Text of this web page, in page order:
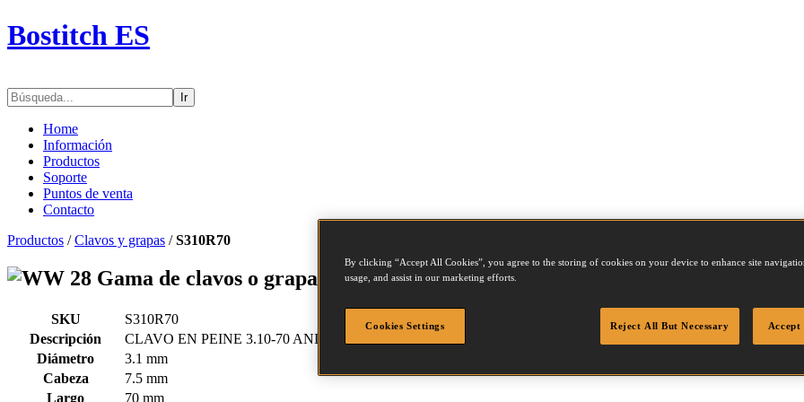
Bostitch ES
Ir
Home
Información
Productos
Soporte
Puntos de venta
Contacto
Productos /Clavos y grapas /S310R70
Gama de clavos o grapas - S310R70
SKU
S310R70
Descripción
CLAVO EN PEINE 3.10-70 ANILLADO 2M
Diámetro
3.1 mm
Cabeza
7.5 mm
Largo
70 mm
By clicking “Accept All Cookies”, you agree to the storing of cookies on your device to enhance site
usage, and assist in our marketing efforts.
Cookies Settings Reject All But Necessary Accept